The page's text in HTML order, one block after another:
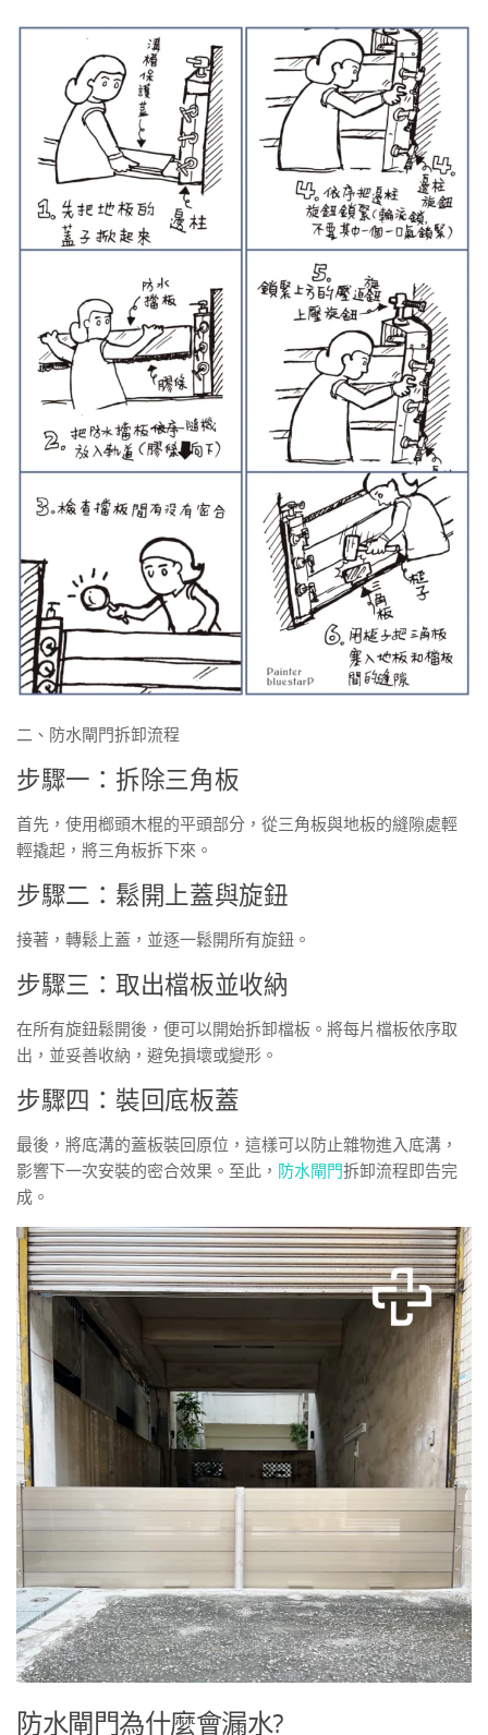
二、防水閘門拆卸流程
步驟一：拆除三角板
首先，使用榔頭木棍的平頭部分，從三角板與地板的縫隙處輕
輕撬起，將三角板拆下來。
步驟二：鬆開上蓋與旋鈕
接著，轉鬆上蓋，並逐一鬆開所有旋鈕。
步驟三：取出檔板並收納
在所有旋鈕鬆開後，便可以開始拆卸檔板。將每片檔板依序取
出，並妥善收納，避免損壞或變形。
步驟四：裝回底板蓋
最後，將底溝的蓋板裝回原位，這樣可以防止雜物進入底溝，
影響下一次安裝的密合效果。至此， 防水閘門拆卸流程即告完
成。
防水閘門為什麼會漏水?